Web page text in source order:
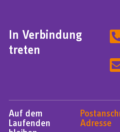
In Verbindung
treten
Auf dem
Laufenden
Adresse